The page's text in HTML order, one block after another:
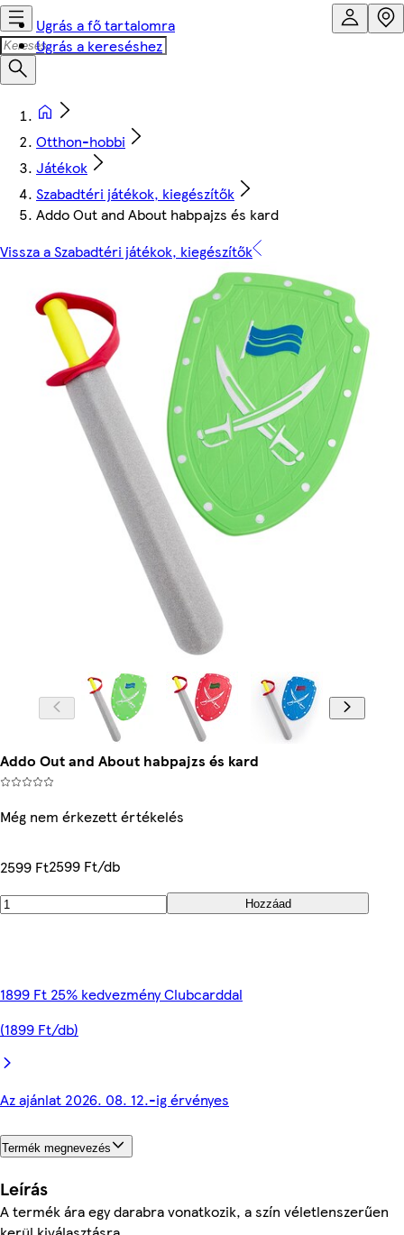
Ugrás a fő tartalomra
Ugrás a kereséshez
Otthon-hobbi
Játékok
Szabadtéri játékok, kiegészítők
Addo Out and About habpajzs és kard
Vissza a Szabadtéri játékok, kiegészítők
Addo Out and About habpajzs és kard
Még nem érkezett értékelés
2599 Ft2599 Ft/db
Hozzáad
1899 Ft 25% kedvezmény Clubcarddal
(1899 Ft/db)
Az ajánlat 2026. 08. 12.-ig érvényes
Termék megnevezés
Leírás
A termék ára egy darabra vonatkozik, a szín véletlenszerűen